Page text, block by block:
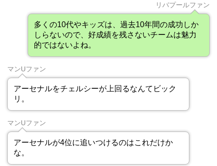
リバプールファン
多くの10代やキッズは、過去10年間の成功しか
しらないので、好成績を残さないチームは魅力
的ではないよね。
マンUファン
アーセナルをチェルシーが上回るなんてビック
リ。
マンUファン
アーセナルが4位に追いつけるのはこれだけか
な。